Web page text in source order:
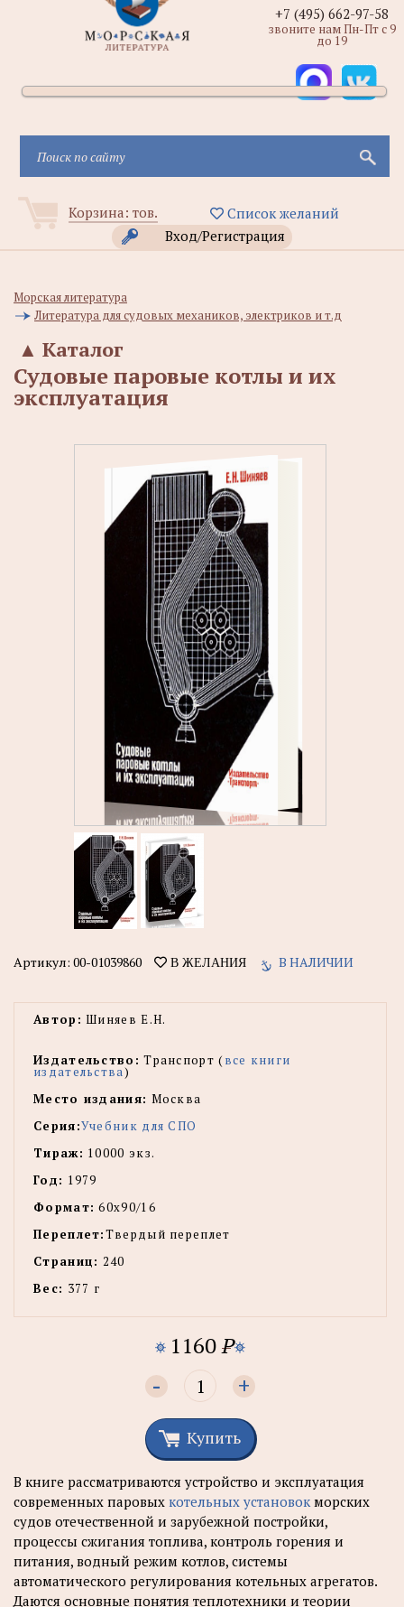
Корзина: тов.
Список желаний
Вход/Регистрация
+7 (495) 662-97-58
звоните нам Пн-Пт с 9
до 19
Морская литература
Литература для судовых механиков, электриков и т.д
Каталог
▲
Судовые паровые котлы и их
эксплуатация
Артикул: 00-01039860 В ЖЕЛАНИЯ В НАЛИЧИИ
Автор: Шиняев Е.Н.
Издательство: Транспорт (все книги
издательства)
Место издания: Москва
Серия:Учебник для СПО
Тираж: 10000 экз.
Год: 1979
Формат: 60х90/16
Переплет:Твердый переплет
Страниц: 240
Вес: 377 г
1160P
- +
Купить
В книге рассматриваются устройство и эксплуатация
современных паровых котельных установокморских
судов отечественной и зарубежной постройки,
процессы сжигания топлива, контроль горения и
питания, водный режим котлов, системы
автоматического регулирования котельных агрегатов.
Даются основные понятия теплотехники и теории